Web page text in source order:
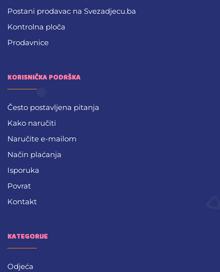
Postani prodavac na Svezadjecu.ba
Kontrolna ploča
Prodavnice
KORISNIČKA PODRŠKA
Često postavljena pitanja
Kako naručiti
Naručite e-mailom
Način plaćanja
Isporuka
Povrat
Kontakt
KATEGORIJE
Odjeća